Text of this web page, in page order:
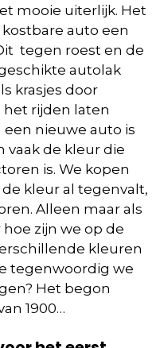
mooie uiterlijk. Het
auto een
tegen roest en de
autolak
krasjes door
rijden laten
nieuwe auto is
vaak de kleur die
is. We kopen
kleur al tegenvalt,
Alleen maar als
zijn we op de
kleuren
tegenwoordig we
Het begon
1900…